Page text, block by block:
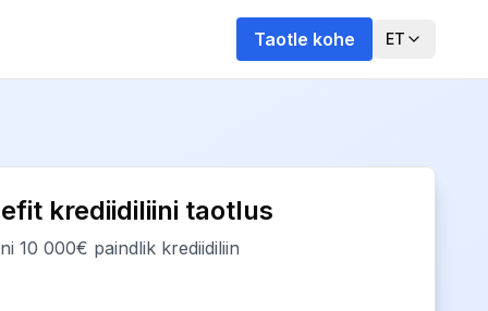
Taotle kohe ET
krediidiliini taotlus
10 000€ paindlik krediidiliin